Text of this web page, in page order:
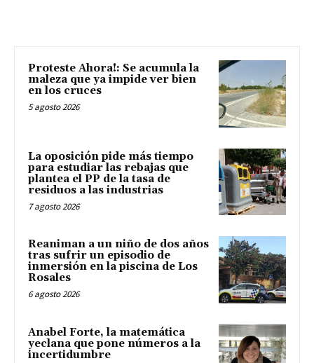
Proteste Ahora!: Se acumula la
maleza que ya impide ver bien
en los cruces
5 agosto 2026
La oposición pide más tiempo
para estudiar las rebajas que
plantea el PP de la tasa de
residuos a las industrias
7 agosto 2026
Reaniman a un niño de dos años
tras sufrir un episodio de
inmersión en la piscina de Los
Rosales
6 agosto 2026
Anabel Forte, la matemática
yeclana que pone números a la
incertidumbre